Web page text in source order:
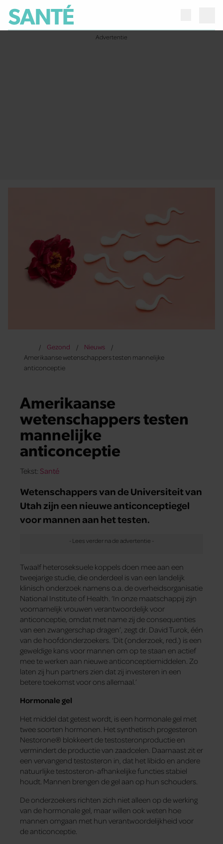
Gezond
Nieuws
Amerikaanse wetenschappers testen mannelijke
anticonceptie
Amerikaanse
wetenschappers testen
mannelijke
anticonceptie
Tekst: Santé
Wetenschappers van de Universiteit van
Utah zijn een nieuwe anticonceptiegel
voor mannen aan het testen.
Twaalf heteroseksuele koppels doen mee aan een
tweejarige studie, die onderdeel is van een landelijk
klinisch onderzoek namens o.a. de overheidsorganisatie
National Institute of Health. ‘In onze maatschappij zijn
voornamelijk vrouwen verantwoordelijk voor
anticonceptie, omdat met name zij de consequenties
van een zwangerschap dragen’, zegt dr. David Turok, één
van de hoofdonderzoekers. ‘Dit (onderzoek, red.) is een
geweldige kans voor mannen om op te staan en actief
mee te werken aan nieuwe anticonceptiemiddelen. Zo
laten zij hun partners zien dat zij investeren in een
betere toekomst voor ons allemaal.’
Hormonale gel
Het middel dat getest wordt, is een hormonale gel met
twee soorten hormonen. Het synthetisch progesteron
Nestorone® blokkeert de testosteronproductie en
vermindert de productie van zaadcelen. Daarnaast zit er
een vervangend testosteron in, dat het libido en andere
natuurlijke testosteron-afhankelijke functies stabiel
houdt. Mannen brengen de gel aan op hun schouders.
De onderzoekers richten zich niet alleen op de werking
van de hormonale gel, maar willen ook weten hoe
mannen omgaan met hun verantwoordelijkheid voor
de anticonceptie.